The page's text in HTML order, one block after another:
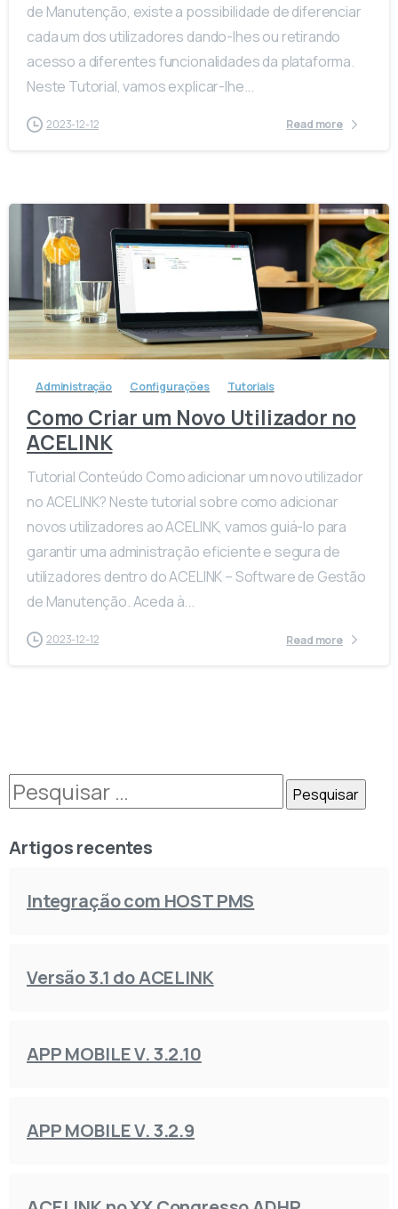
de Manutenção, existe a possibilidade de diferenciar
cada um dos utilizadores dando-lhes ou retirando
acesso a diferentes funcionalidades da plataforma.
Neste Tutorial, vamos explicar-lhe...
2023-12-12 Read more
-
Administração Configurações Tutoriais
Como Criar um Novo Utilizador no
ACELINK
Tutorial Conteúdo Como adicionar um novo utilizador
no ACELINK? Neste tutorial sobre como adicionar
novos utilizadores ao ACELINK, vamos guiá-lo para
garantir uma administração eficiente e segura de
utilizadores dentro do ACELINK – Software de Gestão
de Manutenção. Aceda à...
2023-12-12 Read more
Artigos recentes
Integração com HOST PMS
Versão 3.1 do ACELINK
APP MOBILE V. 3.2.10
APP MOBILE V. 3.2.9